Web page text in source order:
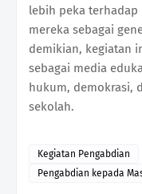
lebih peka terhadap
mereka sebagai
demikian, kegiatan
sebagai media
hukum, demokrasi,
sekolah.
Kegiatan Pengabdian
Pengabdian kepada